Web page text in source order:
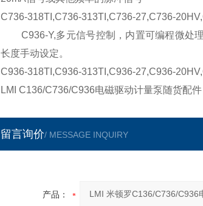
C736-318TI,C736-313TI,C736-27,C736-
C936-Y,多元信号控制，内置可编程微处理
长度手动设定。
C936-318TI,C936-313TI,C936-27,C936-
LMI C136/C736/C936电磁驱动计量泵随货配
留言询价/ MESSAGE INQUIRY
产品：